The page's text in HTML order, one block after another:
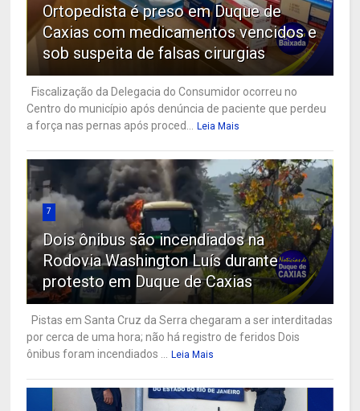
Ortopedista é preso em Duque de
Caxias com medicamentos vencidos e
sob suspeita de falsas cirurgias
Fiscalização da Delegacia do Consumidor ocorreu no
Centro do município após denúncia de paciente que perdeu
a força nas pernas após proced...
Leia Mais
7
Dois ônibus são incendiados na
Rodovia Washington Luís durante
protesto em Duque de Caxias
Pistas em Santa Cruz da Serra chegaram a ser interditadas
por cerca de uma hora; não há registro de feridos Dois
ônibus foram incendiados ...
Leia Mais